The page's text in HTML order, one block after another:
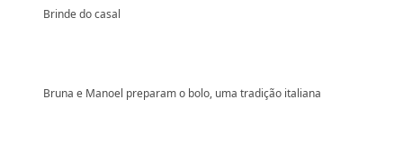
Brinde do casal
Bruna e Manoel preparam o bolo, uma tradição italiana